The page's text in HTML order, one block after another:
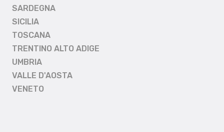
SARDEGNA
SICILIA
TOSCANA
TRENTINO ALTO ADIGE
UMBRIA
VALLE D'AOSTA
VENETO